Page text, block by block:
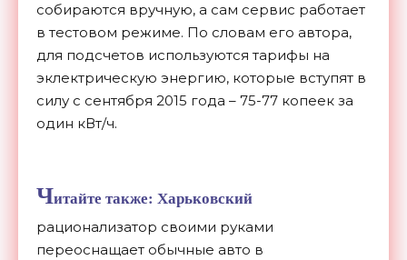
собираются вручную, а сам сервис работает
в тестовом режиме. По словам его автора,
для подсчетов используются тарифы на
эклектрическую энергию, которые вступят в
силу с сентября 2015 года – 75-77 копеек за
один кВт/ч.
Читайте также: Харьковский
рационализатор своими руками
переоснащает обычные авто в